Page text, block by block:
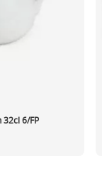
32cl 6/FP